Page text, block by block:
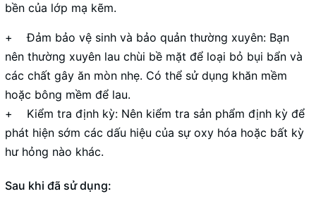
bền của lớp mạ kẽm.
+ Đảm bảo vệ sinh và bảo quản thường xuyên: Bạn
nên thường xuyên lau chùi bề mặt để loại bỏ bụi bẩn và
các chất gây ăn mòn nhẹ. Có thể sử dụng khăn mềm
hoặc bông mềm để lau.
+ Kiểm tra định kỳ: Nên kiểm tra sản phẩm định kỳ để
phát hiện sớm các dấu hiệu của sự oxy hóa hoặc bất kỳ
hư hỏng nào khác.
Sau khi đã sử dụng: